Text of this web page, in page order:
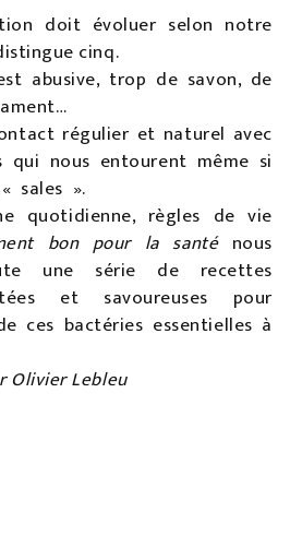
doit évoluer selon notre
cinq.
abusive, trop de savon, de
régulier et naturel avec
qui nous entourent même si
sales ».
quotidienne, règles de vie
bon pour la santé nous
une série de recettes
et savoureuses pour
ces bactéries essentielles à
Olivier Lebleu